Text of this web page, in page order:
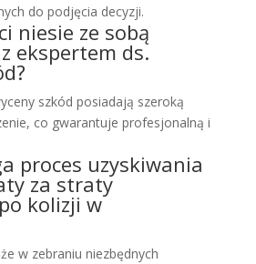
do podjęcia decyzji.
niesie ze sobą
ekspertem ds.
szkód posiadają szeroką
co gwarantuje profesjonalną i
proces uzyskiwania
za straty
kolizji w
w zebraniu niezbędnych